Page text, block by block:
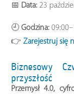
📅 Data: 23
🕘Godzina:
👉Zarejestruj się
Biznesowy
przyszłość
Przemysł 4.0,